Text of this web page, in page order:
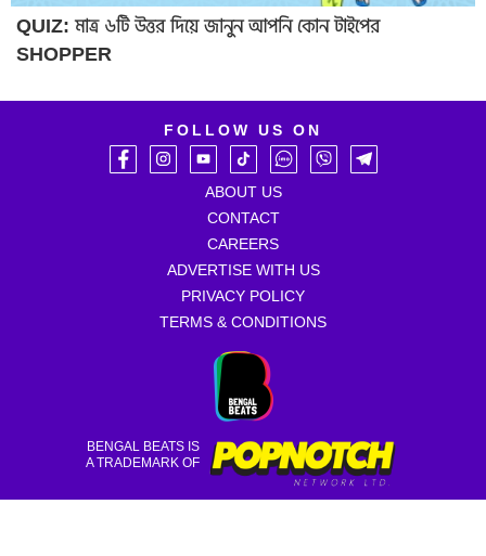
QUIZ: মাত্র ৬টি উত্তর দিয়ে জানুন আপনি কোন টাইপের
SHOPPER
FOLLOW US ON
ABOUT US
CONTACT
CAREERS
ADVERTISE WITH US
PRIVACY POLICY
TERMS & CONDITIONS
BENGAL BEATS IS
A TRADEMARK OF